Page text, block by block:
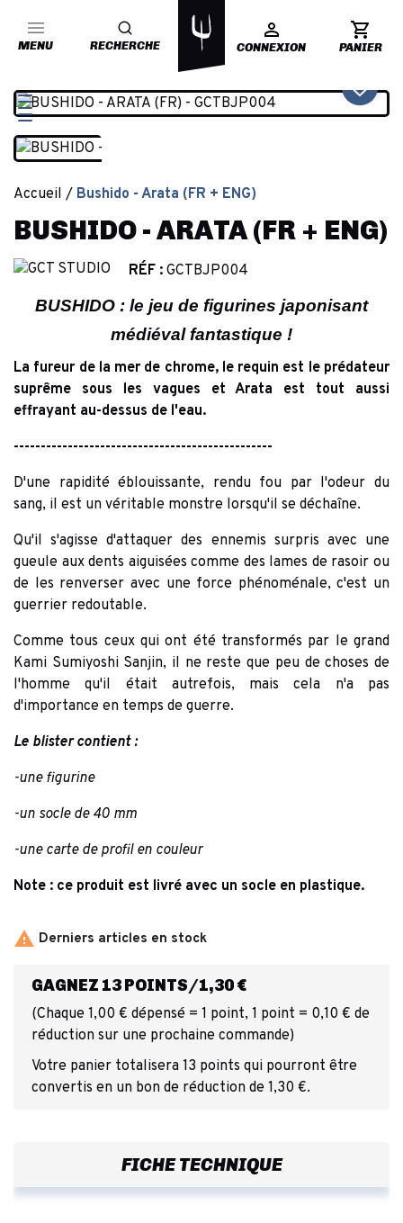
MENU RECHERCHE CONNEXION PANIER
favorite_border
Accueil Bushido - Arata (FR + ENG)
BUSHIDO - ARATA (FR + ENG)
RÉF : GCTBJP004
BUSHIDO : le jeu de figurines japonisant
médiéval fantastique !
La fureur de la mer de chrome, le requin est le prédateur
suprême sous les vagues et Arata est tout aussi
effrayant au-dessus de l'eau.
------------------------------------------------
D'une rapidité éblouissante, rendu fou par l'odeur du
sang, il est un véritable monstre lorsqu'il se déchaîne.
Qu'il s'agisse d'attaquer des ennemis surpris avec une
gueule aux dents aiguisées comme des lames de rasoir ou
de les renverser avec une force phénoménale, c'est un
guerrier redoutable.
Comme tous ceux qui ont été transformés par le grand
Kami Sumiyoshi Sanjin, il ne reste que peu de choses de
l'homme qu'il était autrefois, mais cela n'a pas
d'importance en temps de guerre.
Le blister contient :
-une figurine
-un socle de 40 mm
-une carte de profil en couleur
Note : ce produit est livré avec un socle en plastique.
 Derniers articles en stock
GAGNEZ 13 POINTS/1,30 €
(Chaque 1,00 € dépensé = 1 point, 1 point = 0,10 € de
réduction sur une prochaine commande)
Votre panier totalisera 13 points qui pourront être
convertis en un bon de réduction de 1,30 €.
FICHE TECHNIQUE